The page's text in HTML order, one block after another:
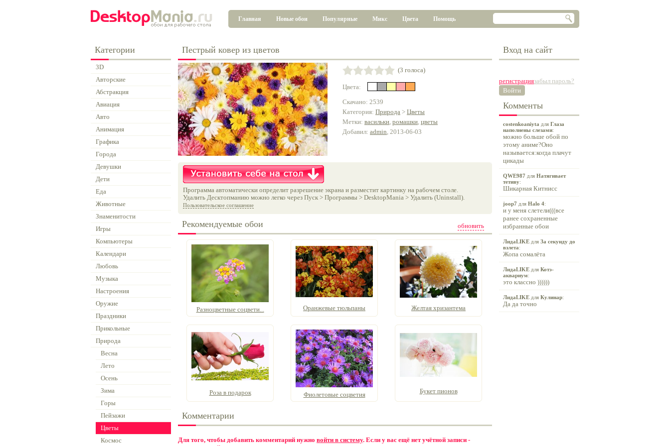
Главная Новые обои Популярные Микс Цвета Помощь
Категории
3D
Авторские
Абстракция
Авиация
Авто
Анимация
Графика
Города
Девушки
Дети
Еда
Животные
Знаменитости
Игры
Компьютеры
Календари
Любовь
Музыка
Настроения
Оружие
Праздники
Прикольные
Природа
Весна
Лето
Осень
Зима
Горы
Пейзажи
Цветы
Космос
Пестрый ковер из цветов
(3 голоса)
Цвета:
Скачано: 2539
Категория: Природа > Цветы
Метки: васильки, ромашки, цветы
Добавил: admin, 2013-06-03
Программа автоматически определит разрешение экрана и разместит картинку на рабочем столе.
Удалить Десктопманию можно легко через Пуск > Программы > DesktopMania > Удалить (Uninstall).
Пользовательское соглашение
обновить
Рекомендуемые обои
Разноцветные соцвети... Оранжевые тюльпаны Желтая хризантема
Роза в подарок Фиолетовые соцветия Букет пионов
Комментарии
Для того, чтобы добавить комментарий нужно войти в систему. Если у вас ещё нет учётной записи -
Вход на сайт
регистрациязабыл пароль?
Войти
Комменты
costenkoaniyta для Глаза
наполнены слезами:
можно больше обой по
этому аниме?Оно
называется:когда плачут
цикады
QWE987 для Натягивает
тетиву:
Шикарная Китнисс
joop7 для Halo 4:
и у меня слетели(((все
ранее сохраненные
избранные обои
ЛидаLIKE для За секунду до
взлета:
Жопа сомалёта
ЛидаLIKE для Котэ-
аквариум:
это классно ))))))
ЛидаLIKE для Кулинар:
Да да точно